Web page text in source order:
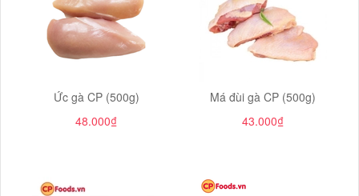
Ức gà CP (500g)
48.000₫
Má đùi gà CP (500g)
43.000₫